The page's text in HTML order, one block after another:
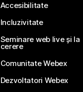
Accesibilitate
Incluzivitate
Seminare web live și la
cerere
Comunitate Webex
Dezvoltatori Webex